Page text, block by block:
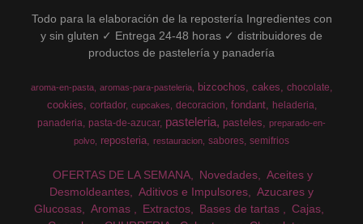
Todo para la elaboración de la repostería Ingredientes con
y sin gluten ✓ Entrega 24-48 horas ✓ distribuidores de
productos de pastelería y panadería
aroma-en-pasta aromas-para-pasteleria bizcochos cakes chocolate
cookies cortador cupcakes decoracion fondant
heladeria
panaderia pasta-de-azucar pasteleria pasteles
preparado-en-
polvo
reposteria restauracion sabores semifrios
OFERTAS DE LA SEMANA Novedades
Aceites y
Desmoldeantes
Aditivos e Impulsores
Azucares y
Glucosas
Aromas Extractos Bases de tartas
Cajas